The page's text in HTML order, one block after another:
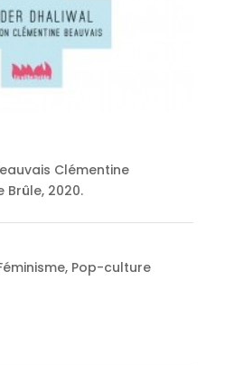
Clémentine
Brûle, 2020.
, Pop-culture